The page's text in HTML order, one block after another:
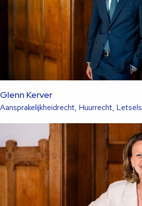
Glenn Kerver
Aansprakelijkheidrecht, Huurrecht,